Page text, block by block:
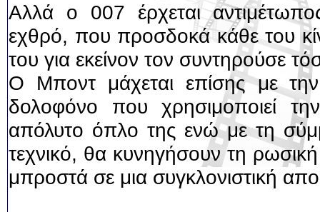
Αλλά ο 007 έρχεται
εχθρό, που προσδοκά κάθε του
του για εκείνον τον συντηρούσε
Ο Μποντ μάχεται επίσης με
δολοφόνο που χρησιμοποιεί
απόλυτο όπλο της ενώ με τη
τεχνικό, θα κυνηγήσουν τη
μπροστά σε μια συγκλονιστική